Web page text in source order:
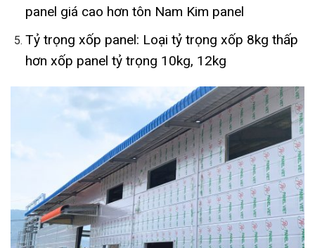
panel giá cao hơn tôn Nam Kim panel
Tỷ trọng xốp panel: Loại tỷ trọng xốp 8kg thấp
hơn xốp panel tỷ trọng 10kg, 12kg